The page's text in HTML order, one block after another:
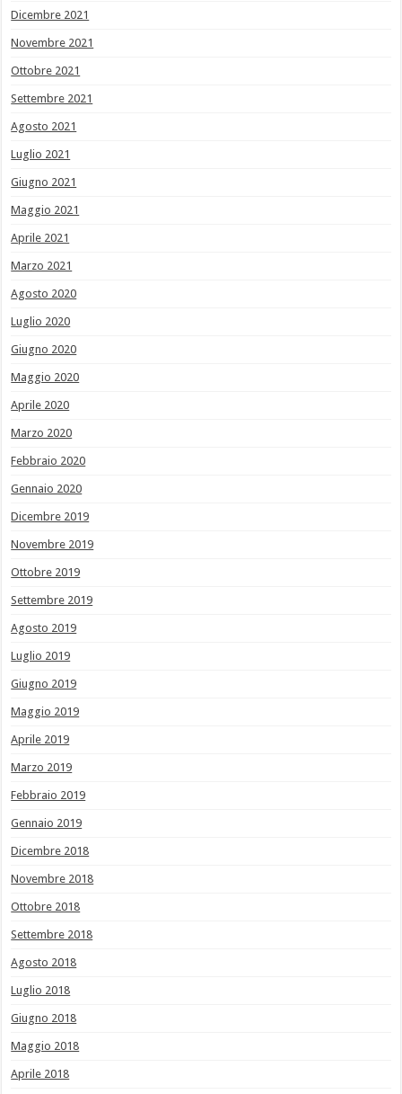
Dicembre 2021
Novembre 2021
Ottobre 2021
Settembre 2021
Agosto 2021
Luglio 2021
Giugno 2021
Maggio 2021
Aprile 2021
Marzo 2021
Agosto 2020
Luglio 2020
Giugno 2020
Maggio 2020
Aprile 2020
Marzo 2020
Febbraio 2020
Gennaio 2020
Dicembre 2019
Novembre 2019
Ottobre 2019
Settembre 2019
Agosto 2019
Luglio 2019
Giugno 2019
Maggio 2019
Aprile 2019
Marzo 2019
Febbraio 2019
Gennaio 2019
Dicembre 2018
Novembre 2018
Ottobre 2018
Settembre 2018
Agosto 2018
Luglio 2018
Giugno 2018
Maggio 2018
Aprile 2018